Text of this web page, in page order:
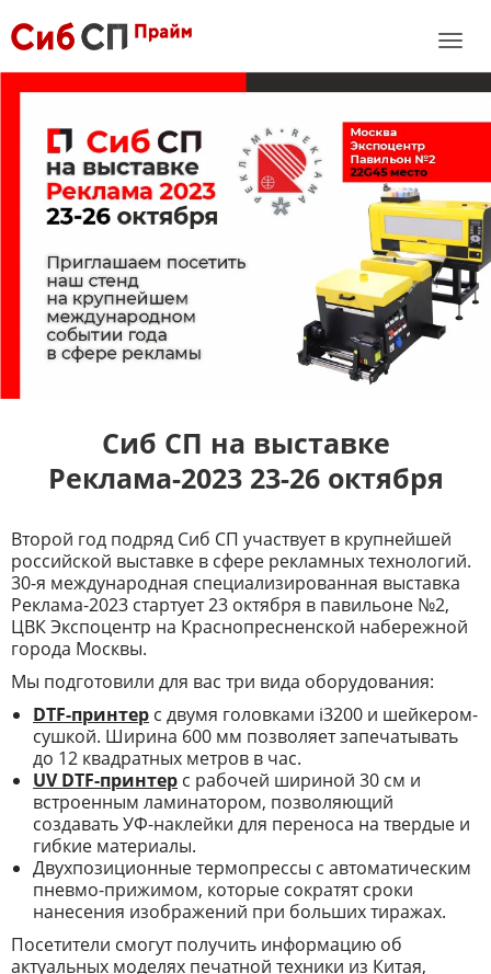
Toggle
Сиб СП на выставке
Реклама-2023 23-26 октября
Второй год подряд Сиб СП участвует в крупнейшей
российской выставке в сфере рекламных технологий.
30-я международная специализированная выставка
Реклама-2023 стартует 23 октября в павильоне №2,
ЦВК Экспоцентр на Краснопресненской набережной
города Москвы.
Мы подготовили для вас три вида оборудования:
DTF-принтер с двумя головками i3200 и шейкером-
сушкой. Ширина 600 мм позволяет запечатывать
до 12 квадратных метров в час.
UV DTF-принтер с рабочей шириной 30 см и
встроенным ламинатором, позволяющий
создавать УФ-наклейки для переноса на твердые и
гибкие материалы.
Двухпозиционные термопрессы с автоматическим
пневмо-прижимом, которые сократят сроки
нанесения изображений при больших тиражах.
Посетители смогут получить информацию об
актуальных моделях печатной техники из Китая,